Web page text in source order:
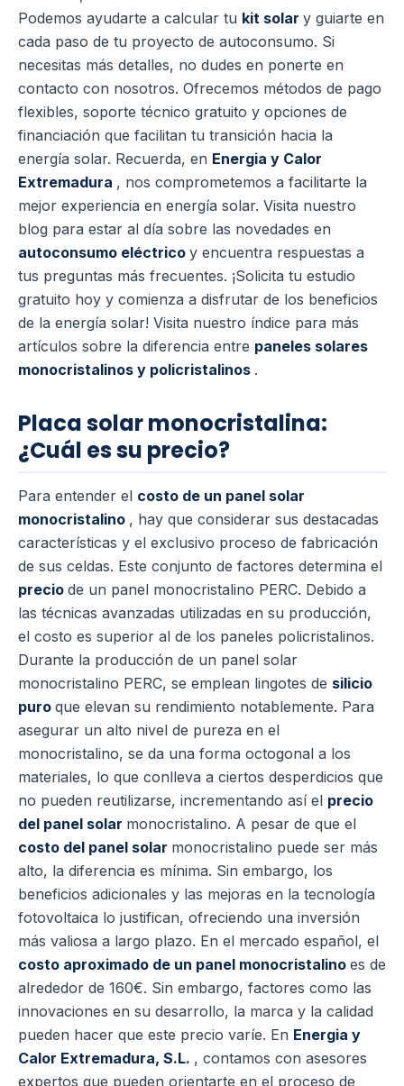
Podemos ayudarte a calcular tu kit solar y guiarte en
cada paso de tu proyecto de autoconsumo. Si
necesitas más detalles, no dudes en ponerte en
contacto con nosotros. Ofrecemos métodos de pago
flexibles, soporte técnico gratuito y opciones de
financiación que facilitan tu transición hacia la
energía solar. Recuerda, en Energia y Calor
Extremadura , nos comprometemos a facilitarte la
mejor experiencia en energía solar. Visita nuestro
blog para estar al día sobre las novedades en
autoconsumo eléctrico y encuentra respuestas a
tus preguntas más frecuentes. ¡Solicita tu estudio
gratuito hoy y comienza a disfrutar de los beneficios
de la energía solar! Visita nuestro índice para más
artículos sobre la diferencia entre paneles solares
monocristalinos y policristalinos .
Placa solar monocristalina:
¿Cuál es su precio?
Para entender el costo de un panel solar
monocristalino , hay que considerar sus destacadas
características y el exclusivo proceso de fabricación
de sus celdas. Este conjunto de factores determina el
precio de un panel monocristalino PERC. Debido a
las técnicas avanzadas utilizadas en su producción,
el costo es superior al de los paneles policristalinos.
Durante la producción de un panel solar
monocristalino PERC, se emplean lingotes de silicio
puro que elevan su rendimiento notablemente. Para
asegurar un alto nivel de pureza en el
monocristalino, se da una forma octogonal a los
materiales, lo que conlleva a ciertos desperdicios que
no pueden reutilizarse, incrementando así el precio
del panel solar monocristalino. A pesar de que el
costo del panel solar monocristalino puede ser más
alto, la diferencia es mínima. Sin embargo, los
beneficios adicionales y las mejoras en la tecnología
fotovoltaica lo justifican, ofreciendo una inversión
más valiosa a largo plazo. En el mercado español, el
costo aproximado de un panel monocristalino es de
alrededor de 160€. Sin embargo, factores como las
innovaciones en su desarrollo, la marca y la calidad
pueden hacer que este precio varíe. En Energia y
Calor Extremadura, S.L. , contamos con asesores
expertos que pueden orientarte en el proceso de